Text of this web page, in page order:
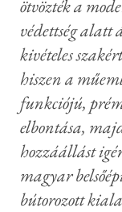
ötvözték a
védettség
kivételes
hiszen a
funkciójú,
elbontása,
hozzáállást
magyar
bútorozott